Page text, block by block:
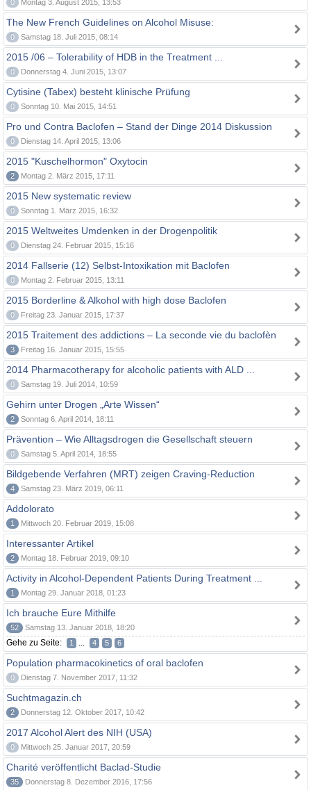
0 Montag 3. August 2015, 13:53
The New French Guidelines on Alcohol Misuse:
0 Samstag 18. Juli 2015, 08:14
2015 /06 – Tolerability of HDB in the Treatment ...
0 Donnerstag 4. Juni 2015, 13:07
Cytisine (Tabex) besteht klinische Prüfung
0 Sonntag 10. Mai 2015, 14:51
Pro und Contra Baclofen – Stand der Dinge 2014 Diskussion
0 Dienstag 14. April 2015, 13:06
2015 "Kuschelhormon" Oxytocin
2 Montag 2. März 2015, 17:11
2015 New systematic review
0 Sonntag 1. März 2015, 16:32
2015 Weltweites Umdenken in der Drogenpolitik
0 Dienstag 24. Februar 2015, 15:16
2014 Fallserie (12) Selbst-Intoxikation mit Baclofen
0 Montag 2. Februar 2015, 13:11
2015 Borderline & Alkohol with high dose Baclofen
0 Freitag 23. Januar 2015, 17:37
2015 Traitement des addictions – La seconde vie du baclofèn
3 Freitag 16. Januar 2015, 15:55
2014 Pharmacotherapy for alcoholic patients with ALD ...
0 Samstag 19. Juli 2014, 10:59
Gehirn unter Drogen „Arte Wissen“
2 Sonntag 6. April 2014, 18:11
Prävention – Wie Alltagsdrogen die Gesellschaft steuern
0 Samstag 5. April 2014, 18:55
Bildgebende Verfahren (MRT) zeigen Craving-Reduction
4 Samstag 23. März 2019, 06:11
Addolorato
1 Mittwoch 20. Februar 2019, 15:08
Interessanter Artikel
2 Montag 18. Februar 2019, 09:10
Activity in Alcohol-Dependent Patients During Treatment ...
1 Montag 29. Januar 2018, 01:23
Ich brauche Eure Mithilfe
52 Samstag 13. Januar 2018, 18:20
Gehe zu Seite: 1 ... 4 5 6
Population pharmacokinetics of oral baclofen
0 Dienstag 7. November 2017, 11:32
Suchtmagazin.ch
2 Donnerstag 12. Oktober 2017, 10:42
2017 Alcohol Alert des NIH (USA)
0 Mittwoch 25. Januar 2017, 20:59
Charité veröffentlicht Baclad-Studie
35 Donnerstag 8. Dezember 2016, 17:56